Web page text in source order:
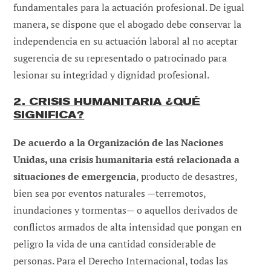
fundamentales para la actuación profesional. De igual
manera, se dispone que el abogado debe conservar la
independencia en su actuación laboral al no aceptar
sugerencia de su representado o patrocinado para
lesionar su integridad y dignidad profesional.
2. CRISIS HUMANITARIA ¿QUÉ
SIGNIFICA?
De acuerdo a la Organización de las Naciones
Unidas, una crisis humanitaria está relacionada a
situaciones de emergencia, producto de desastres,
bien sea por eventos naturales —terremotos,
inundaciones y tormentas— o aquellos derivados de
conflictos armados de alta intensidad que pongan en
peligro la vida de una cantidad considerable de
personas. Para el Derecho Internacional, todas las